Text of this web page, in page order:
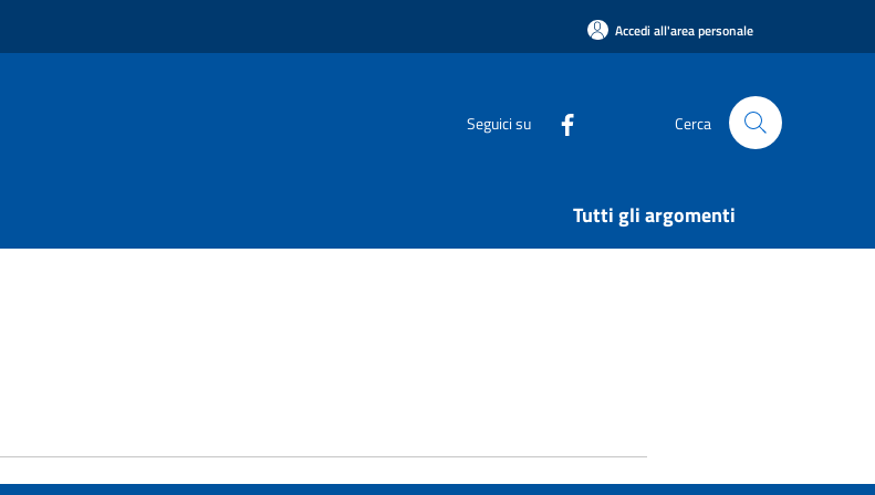
Accedi all'area personale
Seguici su Cerca
Tutti gli argomenti